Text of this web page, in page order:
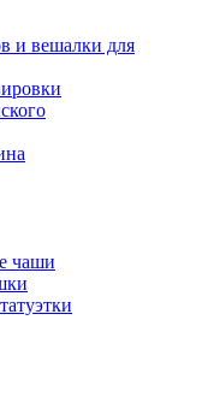
и вешалки для
чаши